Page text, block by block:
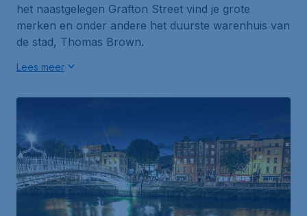
het naastgelegen Grafton Street vind je grote
merken en onder andere het duurste warenhuis van
de stad, Thomas Brown.
Lees meer